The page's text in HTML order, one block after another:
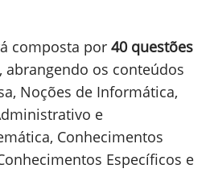
composta por 40 questões
os conteúdos
Noções de Informática,
e
Conhecimentos
Específicos e